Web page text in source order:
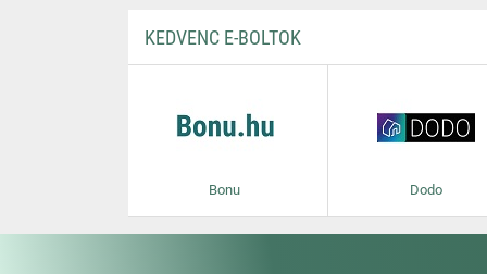
KEDVENC E-BOLTOK
Bonu Dodo